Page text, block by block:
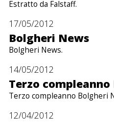
Estratto da Falstaff.
17/05/2012
Bolgheri News
Bolgheri News.
14/05/2012
Terzo
Terzo compleanno Bolgheri
12/04/2012